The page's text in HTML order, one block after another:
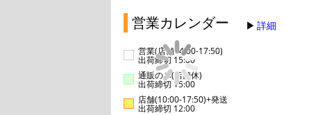
営業カレンダー 詳細
営業(店舗14:00-17:50)
出荷締切 15:00
通販のみ(店舗休)
出荷締切 15:00
店舗(10:00-17:50)+発送
出荷締切 12:00